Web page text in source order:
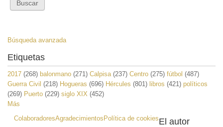
Búsqueda avanzada
Etiquetas
2017 (268) balonmano (271) Calpisa(237) Centro (275) fútbol (487)
Guerra Civil (218) Hogueras (696) Hércules (801) libros (421) políticos
(269) Puerto (229) siglo XIX (452)
Más
ColaboradoresAgradecimientosPolítica de cookiesEl autor